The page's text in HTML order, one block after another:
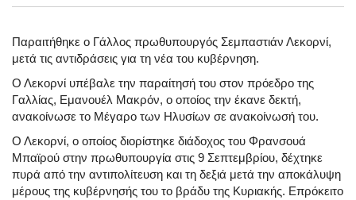
Παραιτήθηκε ο Γάλλος πρωθυπουργός Σεμπαστιάν Λεκορνί,
μετά τις αντιδράσεις για τη νέα του κυβέρνηση.
Ο Λεκορνί υπέβαλε την παραίτησή του στον πρόεδρο της
Γαλλίας, Εμανουέλ Μακρόν, ο οποίος την έκανε δεκτή,
ανακοίνωσε το Μέγαρο των Ηλυσίων σε ανακοίνωσή του.
Ο Λεκορνί, ο οποίος διορίστηκε διάδοχος του Φρανσουά
Μπαϊρού στην πρωθυπουργία στις 9 Σεπτεμβρίου, δέχτηκε
πυρά από την αντιπολίτευση και τη δεξιά μετά την αποκάλυψη
μέρους της κυβέρνησής του το βράδυ της Κυριακής. Επρόκειτο